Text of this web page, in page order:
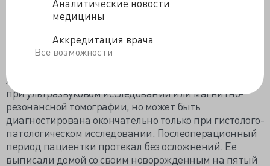
Аналитические новости
медицины
Аккредитация врача
Все возможности
врастание плаценты (placenta increta) прорастание
хорионических ворсин в миометрий;
прорастание плаценты(placenta percreta) полная
инвазия в миометрий, с вовлечением или без участия
Аномальная плацентация может быть заподозрена
при ультразвуковом исследовании или магнитно-
резонансной томографии, но может быть
диагностирована окончательно только при гистолого-
патологическом исследовании. Послеоперационный
период пациентки протекал без осложнений. Ее
выписали домой со своим новорожденным на пятый